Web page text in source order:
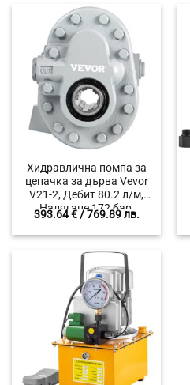
Хидравлична помпа за
цепачка за дърва Vevor
V21-2, Дебит 80.2 л/м,
Налягане 172 бар,
Скорост 540 об/м
393.64€/ 769.89 лв.